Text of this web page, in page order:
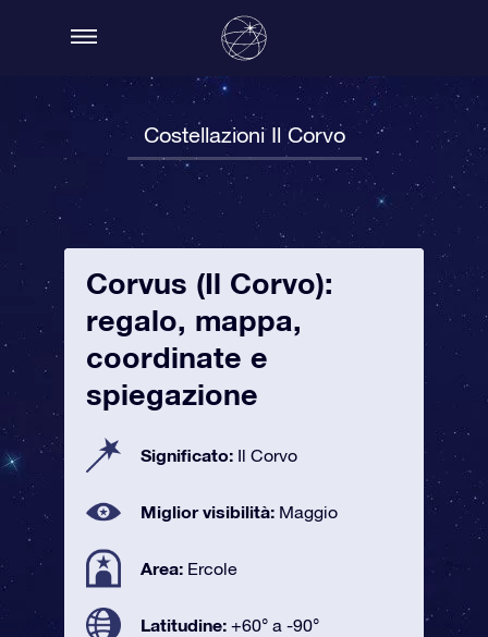
Costellazioni Il Corvo
Corvus (Il Corvo):
regalo, mappa,
coordinate e
spiegazione
Significato: Il Corvo
Miglior visibilità: Maggio
Area: Ercole
Latitudine: +60° a -90°